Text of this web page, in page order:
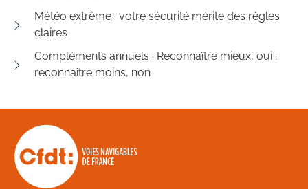
Météo extrême : votre sécurité mérite des règles
claires
Compléments annuels : Reconnaître mieux, oui ;
reconnaître moins, non